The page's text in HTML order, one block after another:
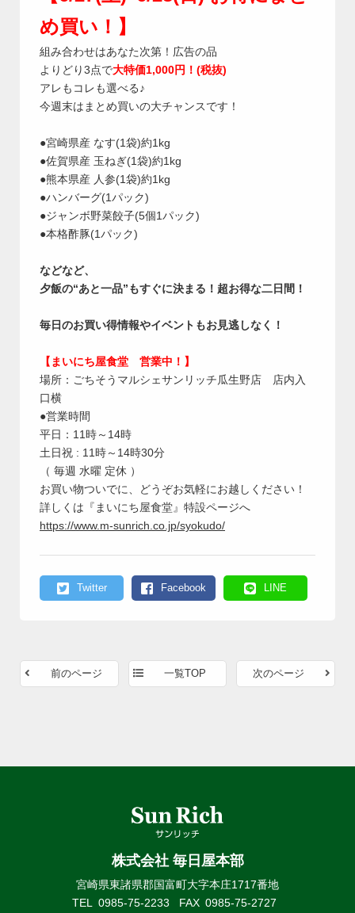
め買い！】
組み合わせはあなた次第！広告の品
よりどり3点で大特価1,000円！(税抜)
アレもコレも選べる♪
今週末はまとめ買いの大チャンスです！
●宮崎県産 なす(1袋)約1kg
●佐賀県産 玉ねぎ(1袋)約1kg
●熊本県産 人参(1袋)約1kg
●ハンバーグ(1パック)
●ジャンボ野菜餃子(5個1パック)
●本格酢豚(1パック)
などなど、
夕飯の“あと一品”もすぐに決まる！超お得な二日間！
毎日のお買い得情報やイベントもお見逃しなく！
【まいにち屋食堂 営業中！】
場所：ごちそうマルシェサンリッチ瓜生野店 店内入
口横
●営業時間
平日：11時～14時
土日祝 : 11時～14時30分
（ 毎週 水曜 定休 ）
お買い物ついでに、どうぞお気軽にお越しください！
詳しくは『まいにち屋食堂』特設ページへ
https://www.m-sunrich.co.jp/syokudo/
Twitter Facebook LINE
前のページ 一覧TOP 次のページ
株式会社 毎日屋本部
宮崎県東諸県郡国富町大字本庄1717番地
TEL
0985-75-2233 FAX 0985-75-2727